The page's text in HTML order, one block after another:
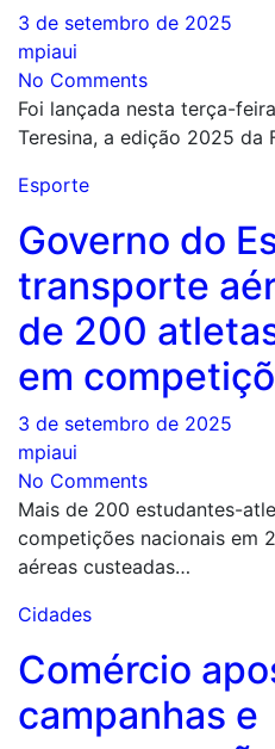
3 de setembro de 2025
mpiaui
No Comments
Foi lançada nesta terça-
Teresina, a edição 2025 da
Esporte
Governo do
transporte
de 200
em
3 de setembro de 2025
mpiaui
No Comments
Mais de 200 estudantes-
competições nacionais em
aéreas custeadas…
Cidades
Comércio
campanhas e